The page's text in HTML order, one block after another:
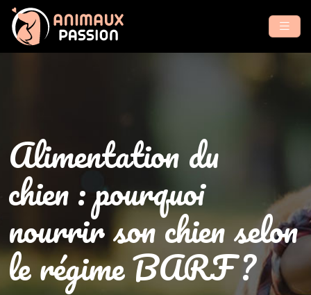
Alimentation du
chien : pourquoi
nourrir son chien selon
le régime BARF ?